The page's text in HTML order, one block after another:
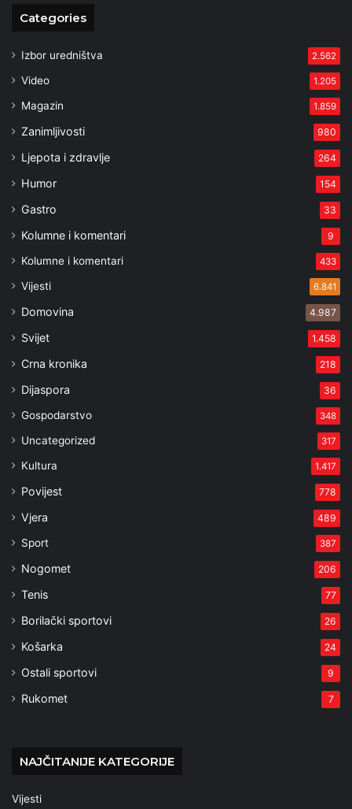
Categories
Izbor uredništva 2.562
Video 1.205
Magazin 1.859
Zanimljivosti 980
Ljepota i zdravlje 264
Humor 154
Gastro 33
Kolumne i komentari 9
Kolumne i komentari 433
Vijesti 6.841
Domovina 4.987
Svijet 1.458
Crna kronika 218
Dijaspora 36
Gospodarstvo 348
Uncategorized 317
Kultura 1.417
Povijest 778
Vjera 489
Sport 387
Nogomet 206
Tenis 77
Borilački sportovi 26
Košarka 24
Ostali sportovi 9
Rukomet 7
NAJČITANIJE KATEGORIJE
Vijesti